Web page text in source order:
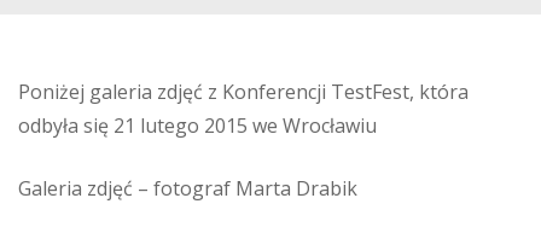
Poniżej galeria zdjęć z Konferencji TestFest, która
odbyła się 21 lutego 2015 we Wrocławiu
Galeria zdjęć – fotograf Marta Drabik